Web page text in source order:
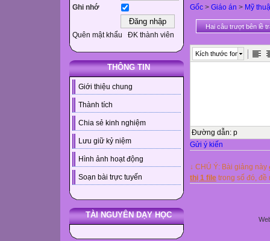
Ghi nhớ
Quên mật khẩu ĐK thành viên
THÔNG TIN
Giới thiệu chung
Thành tích
Chia sẻ kinh nghiệm
Lưu giữ kỷ niệm
Hình ảnh hoạt động
Soạn bài trực tuyến
TÀI NGUYÊN DẠY HỌC
Gốc > Giáo án > Mỹ
Hai câu trượt bên lề
Kích thước font
Đường dẫn: p
Gửi ý kiến
↓ CHÚ Ý: Bài giảng này
thị 1 file trong số đó, đề